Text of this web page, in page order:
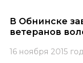
В Обнинске
ветеранов
16 ноября 2015